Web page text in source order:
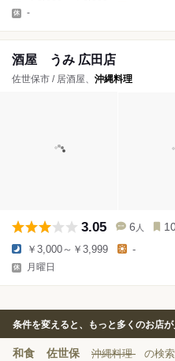
-
酒屋 うみ 広田店
佐世保市 / 居酒屋、 沖縄料理
3.05 6 人
￥3,000～￥3,999 -
月曜日
条件を変えると、もっと多くのお店
和食 佐世保 沖縄料理 の検